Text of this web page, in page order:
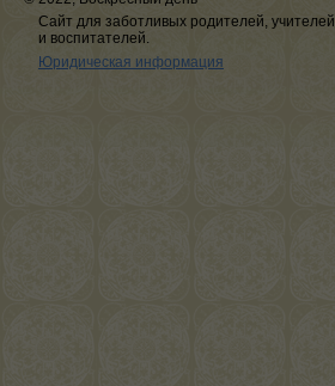
Сайт для заботливых родителей, учителей
и воспитателей.
Юридическая информация